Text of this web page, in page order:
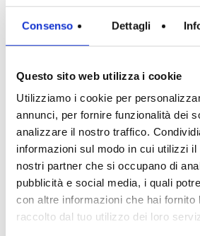
Consenso Dettagli
Questo sito web utilizza i cookie
Utilizziamo i cookie per
annunci, per fornire funzionalità dei
analizzare il nostro traffico.
informazioni sul modo in cui utilizzi
nostri partner che si occupano di
pubblicità e social media, i quali
con altre informazioni che hai fornito
raccolto dal tuo utilizzo dei loro